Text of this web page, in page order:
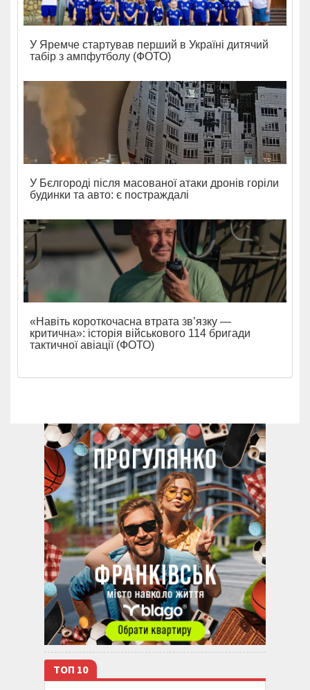
У Яремче стартував перший в Україні дитячий
табір з ампфутболу (ФОТО)
У Бєлгороді після масованої атаки дронів горіли
будинки та авто: є постраждалі
«Навіть короткочасна втрата зв’язку —
критична»: історія військового 114 бригади
тактичної авіації (ФОТО)
ТОП 10